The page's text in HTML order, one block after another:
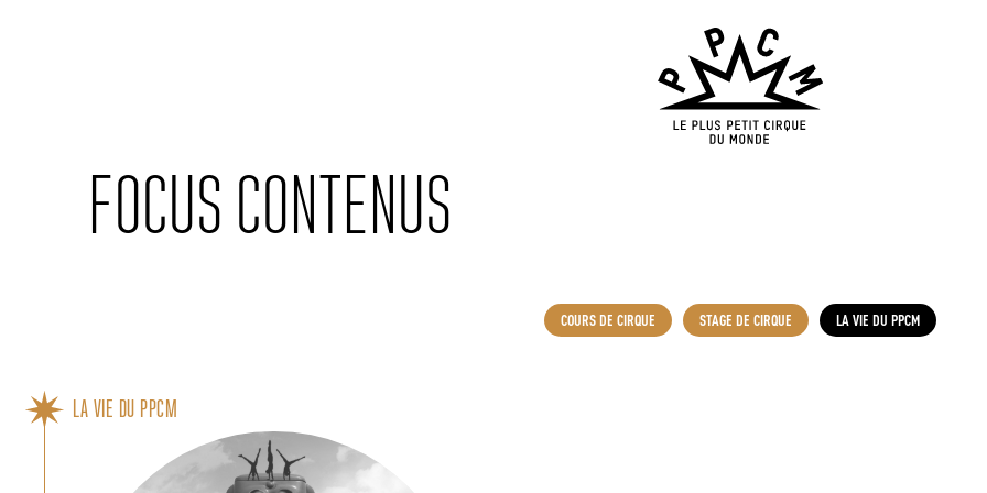
FOCUS CONTENUS
COURS DE CIRQUE STAGE DE CIRQUE LA VIE DU PPCM
LA VIE DU PPCM